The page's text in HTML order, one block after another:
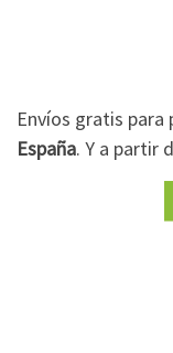
Envíos gratis para
España. Y a partir